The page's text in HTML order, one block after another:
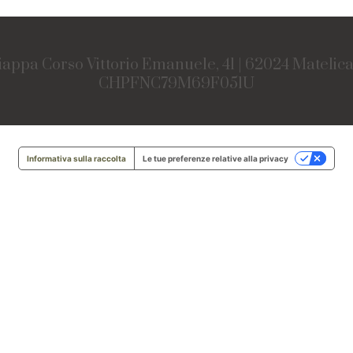
Corso Vittorio Emanuele, 41 | 62024 Matelica
CHPFNC79M69F051U
Informativa sulla raccolta Le tue preferenze relative alla privacy